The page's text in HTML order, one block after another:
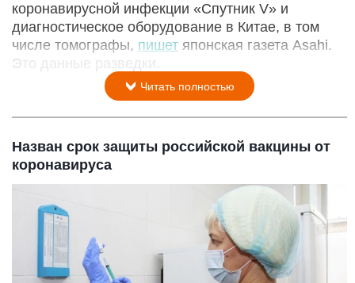
коронавирусной инфекции «Спутник V» и
диагностическое оборудование в Китае, в том
числе томографы, пишет японская газета Asahi.
Это данные разведки.
Читать полностью
Назван срок защиты российской вакцины от
коронавируса